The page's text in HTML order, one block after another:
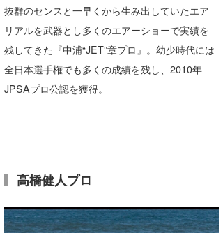
抜群のセンスと一早くから生み出していたエア
リアルを武器とし多くのエアーショーで実績を
残してきた『中浦“JET”章プロ』。幼少時代には
全日本選手権でも多くの成績を残し、2010年
JPSAプロ公認を獲得。
高橋健人プロ